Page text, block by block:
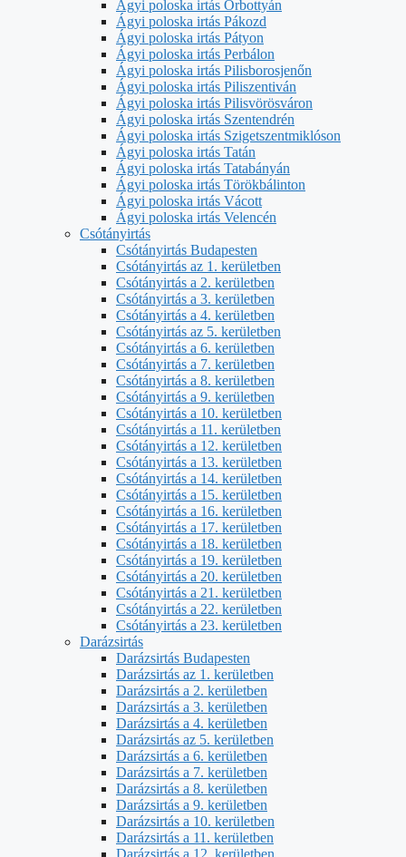
Ágyi poloska irtás Őrbottyán
Ágyi poloska irtás Pákozd
Ágyi poloska irtás Pátyon
Ágyi poloska irtás Perbálon
Ágyi poloska irtás Pilisborosjenőn
Ágyi poloska irtás Piliszentiván
Ágyi poloska irtás Pilisvörösváron
Ágyi poloska irtás Szentendrén
Ágyi poloska irtás Szigetszentmiklóson
Ágyi poloska irtás Tatán
Ágyi poloska irtás Tatabányán
Ágyi poloska irtás Törökbálinton
Ágyi poloska irtás Vácott
Ágyi poloska irtás Velencén
Csótányirtás
Csótányirtás Budapesten
Csótányirtás az 1. kerületben
Csótányirtás a 2. kerületben
Csótányirtás a 3. kerületben
Csótányirtás a 4. kerületben
Csótányirtás az 5. kerületben
Csótányirtás a 6. kerületben
Csótányirtás a 7. kerületben
Csótányirtás a 8. kerületben
Csótányirtás a 9. kerületben
Csótányirtás a 10. kerületben
Csótányirtás a 11. kerületben
Csótányirtás a 12. kerületben
Csótányirtás a 13. kerületben
Csótányirtás a 14. kerületben
Csótányirtás a 15. kerületben
Csótányirtás a 16. kerületben
Csótányirtás a 17. kerületben
Csótányirtás a 18. kerületben
Csótányirtás a 19. kerületben
Csótányirtás a 20. kerületben
Csótányirtás a 21. kerületben
Csótányirtás a 22. kerületben
Csótányirtás a 23. kerületben
Darázsirtás
Darázsirtás Budapesten
Darázsirtás az 1. kerületben
Darázsirtás a 2. kerületben
Darázsirtás a 3. kerületben
Darázsirtás a 4. kerületben
Darázsirtás az 5. kerületben
Darázsirtás a 6. kerületben
Darázsirtás a 7. kerületben
Darázsirtás a 8. kerületben
Darázsirtás a 9. kerületben
Darázsirtás a 10. kerületben
Darázsirtás a 11. kerületben
Darázsirtás a 12. kerületben